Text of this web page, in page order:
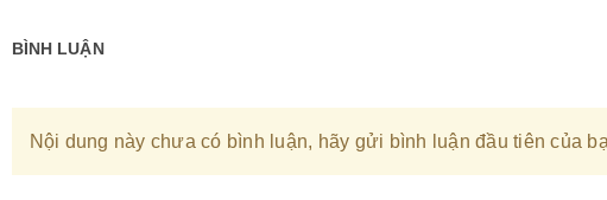
BÌNH LUẬN
Nội dung này chưa có bình luận, hãy gửi bình luận đầu tiên của
Tốc dùng trong nhà máy thủy điện Thác
Mơ
Tuần vừa qua, Siêu Thị Thủy Lực đã
được sử dụng trong nhà máy thủ...